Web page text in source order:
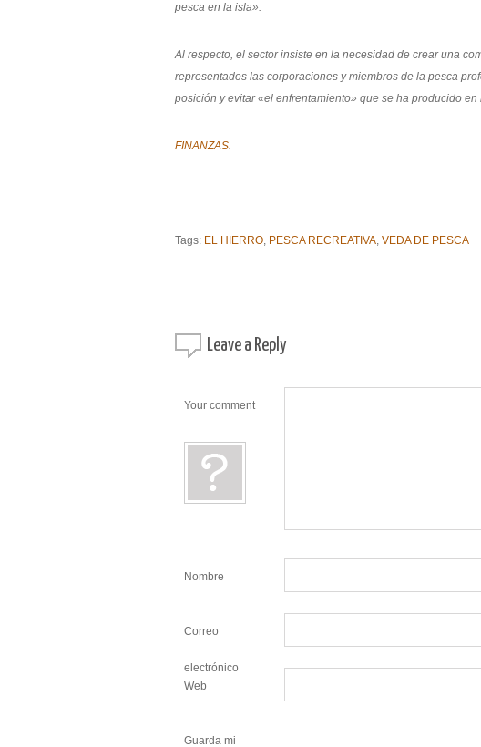
pesca en la isla».
Al respecto, el sector insiste en la necesidad de crear una
representados las corporaciones y miembros de la pesca
posición y evitar «el enfrentamiento» que se ha producido en
FINANZAS.
Tags: EL HIERRO, PESCA RECREATIVA, VEDA DE PESCA
Leave a Reply
Your comment
Nombre
Correo
electrónico
Web
Guarda mi